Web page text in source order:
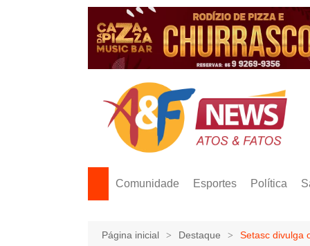
Comunidade Esportes Política
Página inicial Destaque Setasc divulga